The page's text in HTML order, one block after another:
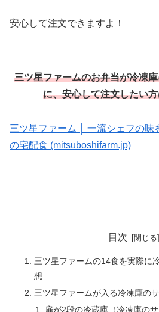
安心して注文できますよ！
三ツ星ファームのお弁当が冷凍
に、安心して注文したい
三ツ星ファーム │ 一流シェフの味
の宅配食 (mitsuboshifarm.jp)
目次
三ツ星ファームの14食を実際に
想
三ツ星ファームが入る冷凍庫の
扉が2段の冷蔵庫（冷凍庫のサ